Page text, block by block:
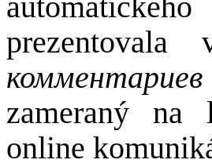
комментариев
zameraný na
online